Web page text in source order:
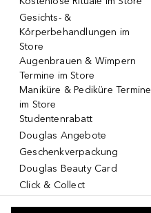
Gesichts- &
Körperbehandlungen im
Store
Augenbrauen & Wimpern
Termine im Store
Maniküre & Pediküre Termine
im Store
Studentenrabatt
Douglas Angebote
Geschenkverpackung
Douglas Beauty Card
Click & Collect